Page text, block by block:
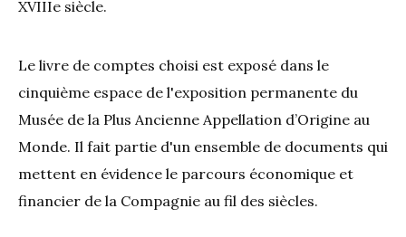
XVIIIe siècle.
Le livre de comptes choisi est exposé dans le
cinquième espace de l'exposition permanente du
Musée de la Plus Ancienne Appellation d’Origine au
Monde. Il fait partie d'un ensemble de documents qui
mettent en évidence le parcours économique et
financier de la Compagnie au fil des siècles.